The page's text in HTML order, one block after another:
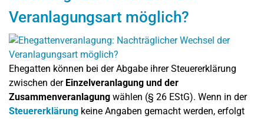
Veranlagungsart möglich?
Ehegatten können bei der Abgabe ihrer Steuererklärung
zwischen der Einzelveranlagung und der
Zusammenveranlagung wählen (§ 26 EStG). Wenn in der
Steuererklärung keine Angaben gemacht werden, erfolgt